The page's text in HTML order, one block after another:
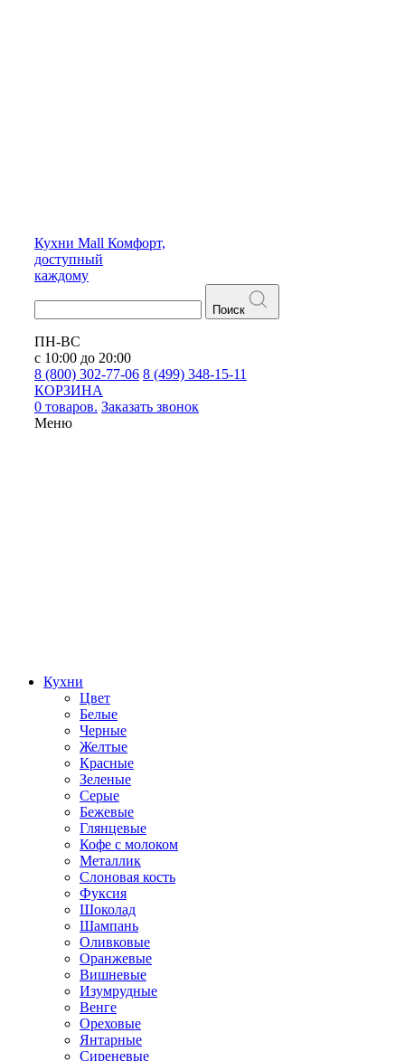
Кухни Mall Комфорт,
доступный
каждому
Поиск
ПН-ВС
с 10:00 до 20:00
8 (800) 302-77-06 8 (499) 348-15-11
КОРЗИНА
0 товаров. Заказать звонок
Меню
Кухни
Цвет
Белые
Черные
Желтые
Красные
Зеленые
Серые
Бежевые
Глянцевые
Кофе с молоком
Металлик
Слоновая кость
Фуксия
Шоколад
Шампань
Оливковые
Оранжевые
Вишневые
Изумрудные
Венге
Ореховые
Янтарные
Сиреневые